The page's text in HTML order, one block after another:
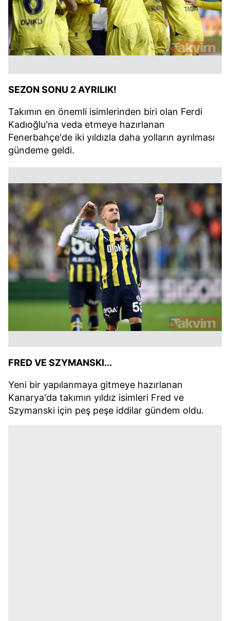
SEZON SONU 2 AYRILIK!
Takımın en önemli isimlerinden biri olan Ferdi
Kadıoğlu'na veda etmeye hazırlanan
Fenerbahçe'de iki yıldızla daha yolların ayrılması
gündeme geldi.
FRED VE SZYMANSKI...
Yeni bir yapılanmaya gitmeye hazırlanan
Kanarya'da takımın yıldız isimleri Fred ve
Szymanski için peş peşe iddilar gündem oldu.